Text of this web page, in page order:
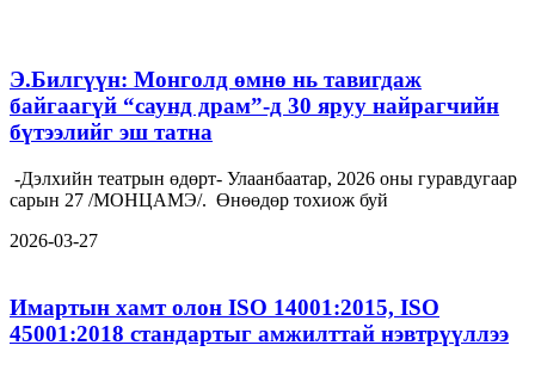
Э.Билгүүн: Монголд өмнө нь тавигдаж
байгаагүй “саунд драм”-д 30 яруу найрагчийн
бүтээлийг эш татна
-Дэлхийн театрын өдөрт- Улаанбаатар, 2026 оны гуравдугаар
сарын 27 /МОНЦАМЭ/. Өнөөдөр тохиож буй
2026-03-27
Имартын хамт олон ISO 14001:2015, ISO
45001:2018 стандартыг амжилттай нэвтрүүллээ